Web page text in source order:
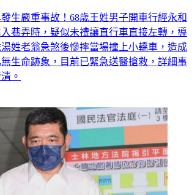
生嚴重事故！68歲王姓男子開車行經永和
巷弄時，疑似未禮讓直行車直接左轉，導
姓老翁急煞後慘摔當場撞上小轎車，造成
生命跡象，目前已緊急送醫搶救，詳細事
。